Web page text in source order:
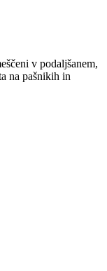
v podaljšanem,
na pašnikih in